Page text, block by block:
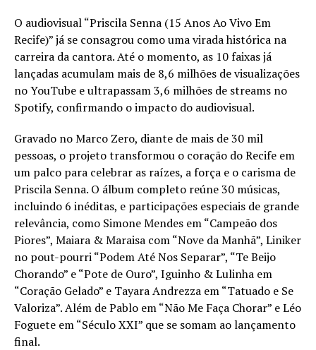
O audiovisual “Priscila Senna (15 Anos Ao Vivo Em
Recife)” já se consagrou como uma virada histórica na
carreira da cantora. Até o momento, as 10 faixas já
lançadas acumulam mais de 8,6 milhões de visualizações
no YouTube e ultrapassam 3,6 milhões de streams no
Spotify, confirmando o impacto do audiovisual.
Gravado no Marco Zero, diante de mais de 30 mil
pessoas, o projeto transformou o coração do Recife em
um palco para celebrar as raízes, a força e o carisma de
Priscila Senna. O álbum completo reúne 30 músicas,
incluindo 6 inéditas, e participações especiais de grande
relevância, como Simone Mendes em “Campeão dos
Piores”, Maiara & Maraisa com “Nove da Manhã”, Liniker
no pout-pourri “Podem Até Nos Separar”, “Te Beijo
Chorando” e “Pote de Ouro”, Iguinho & Lulinha em
“Coração Gelado” e Tayara Andrezza em “Tatuado e Se
Valoriza”. Além de Pablo em “Não Me Faça Chorar” e Léo
Foguete em “Século XXI” que se somam ao lançamento
final.